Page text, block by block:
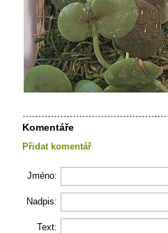
Komentáře
Přidat komentář
Jméno:
Nadpis:
Text: